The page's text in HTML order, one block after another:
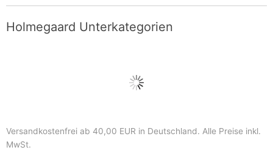
Holmegaard Unterkategorien
Versandkostenfrei ab 40,00 EUR in Deutschland. Alle Preise inkl.
MwSt.